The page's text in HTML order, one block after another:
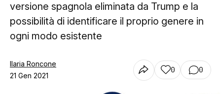
Contatti
versione spagnola eliminata da Trump e la
possibilità di identificare il proprio genere in
ogni modo esistente
Ilaria Roncone
21 Gen 2021
0 0